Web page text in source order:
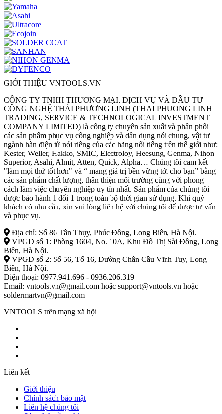
GIỚI THIỆU VNTOOLS.VN
CÔNG TY TNHH THƯƠNG MẠI, DỊCH VỤ VÀ ĐẦU TƯ
CÔNG NGHỆ THÁI PHƯƠNG LINH (THAI PHUONG LINH
TRADING, SERVICE & TECHNOLOGICAL INVESTMENT
COMPANY LIMITED) là công ty chuyên sản xuất và phân phối
các sản phẩm phục vụ công nghiệp và dân dụng nói chung, vật tư
ngành hàn điện tử nói riêng của các hãng nổi tiếng trên thế giới như:
Kester, Weller, Hakko, SMIC, Electroloy, Heesung, Genma, Nihon
Superior, Asahi, Almit, Atten, Quick, Alpha… Chúng tôi cam kết
"làm mọi thứ tốt hơn" và “ mang giá trị bền vững tới cho bạn” bằng
các sản phẩm chất lượng, thân thiện môi trường cùng với phong
cách làm việc chuyên nghiệp uy tín nhất. Sản phẩm của chúng tôi
được bảo hành 1 đổi 1 trong toàn bộ thời gian sử dụng. Khi quý
khách có nhu cầu, xin vui lòng liên hệ với chúng tôi để được tư vấn
và phục vụ.
Địa chỉ: Số 86 Tân Thụy, Phúc Đồng, Long Biên, Hà Nội.
VPGD số 1: Phòng 1604, No. 10A, Khu Đô Thị Sài Đồng, Long
Biên, Hà Nội.
VPGD số 2: Số 56, Tổ 16, Đường Chân Cầu Vĩnh Tuy, Long
Biên, Hà Nội.
Điện thoại: 0977.941.696 - 0936.206.319
Email: vntools.vn@gmail.com hoặc support@vntools.vn hoặc
soldermartvn@gmail.com
VNTOOLS trên mạng xã hội
Liên kết
Giới thiệu
Chính sách bảo mật
Liên hệ chúng tôi